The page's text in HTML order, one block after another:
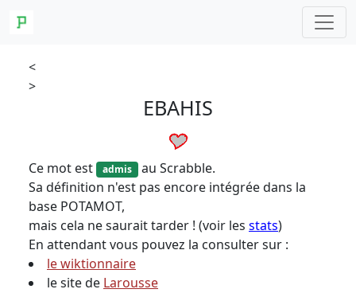
<
>
EBAHIS
Ce mot est admis au Scrabble.
Sa définition n'est pas encore intégrée dans la
base POTAMOT,
mais cela ne saurait tarder ! (voir les stats)
En attendant vous pouvez la consulter sur :
le wiktionnaire
le site de Larousse